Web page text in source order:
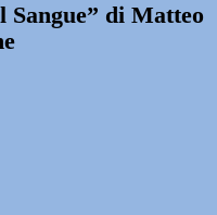
Sangue” di Matteo